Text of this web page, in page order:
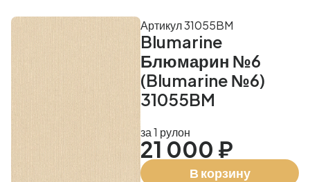
Blumarine
Блюмарин №6
(Blumarine №6)
31055BM
Артикул 31055BM
за 1 рулон
21 000 ₽
В корзину